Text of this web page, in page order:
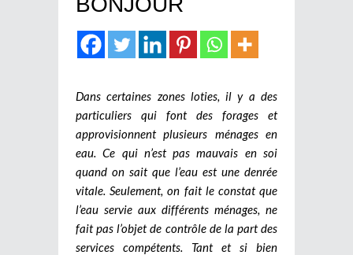
Dans certaines zones loties, il y a des
particuliers qui font des forages et
approvisionnent plusieurs ménages en
eau. Ce qui n’est pas mauvais en soi
quand on sait que l’eau est une denrée
vitale. Seulement, on fait le constat que
l’eau servie aux différents ménages, ne
fait pas l’objet de contrôle de la part des
services compétents. Tant et si bien